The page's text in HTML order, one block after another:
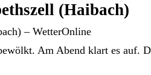
(Haibach)
– WetterOnline
Am Abend klart es auf.